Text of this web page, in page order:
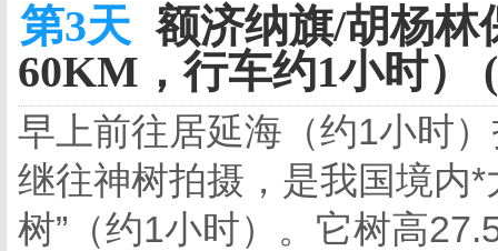
第3天 额济纳旗/胡杨林
60KM，行车约1小时）
早上前往居延海（约1小时
继往神树拍摄，是我国境内
树”（约1小时）。它树高